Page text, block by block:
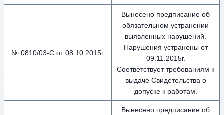
№ 0810/03-С от 08.10.2015г.
Вынесено предписание об
обязательном устранении
выявленных нарушений.
Нарушения устранены от
09.11.2015г.
Соответствует требованиям к
выдаче Свидетельства о
допуске к работам.
Вынесено предписание об